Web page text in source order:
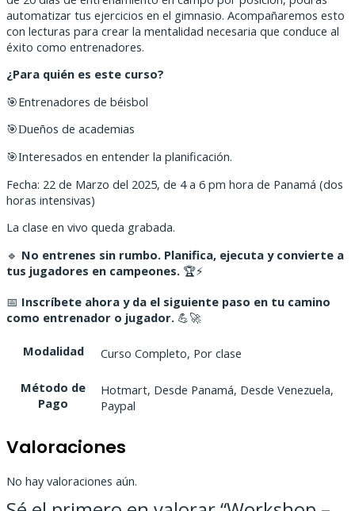
automatizar tus ejercicios en el gimnasio. Acompañaremos esto
con lecturas para crear la mentalidad necesaria que conduce al
éxito como entrenadores.
¿Para quién es este curso?
🎯Entrenadores de béisbol
🎯Dueños de academias
🎯Interesados en entender la planificación.
Fecha: 22 de Marzo del 2025, de 4 a 6 pm hora de Panamá (dos
horas intensivas)
La clase en vivo queda grabada.
🔹 No entrenes sin rumbo. Planifica, ejecuta y convierte a
tus jugadores en campeones. 🏆⚡
📅 Inscríbete ahora y da el siguiente paso en tu camino
como entrenador o jugador. 💪🚀
Modalidad Curso Completo, Por clase
Método de
Pago
Hotmart, Desde Panamá, Desde Venezuela,
Paypal
Valoraciones
No hay valoraciones aún.